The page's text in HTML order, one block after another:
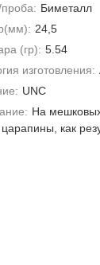
Биметалл
24,5
(гр): 5.54
изготовления:
UNC
На
как